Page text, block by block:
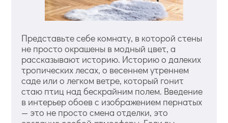
Представьте себе комнату, в которой стены
не просто окрашены в модный цвет, а
рассказывают историю. Историю о далеких
тропических лесах, о весеннем утреннем
саде или о легком ветре, который гонит
стаю птиц над бескрайним полем. Введение
в интерьер обоев с изображением пернатых
— это не просто смена отделки, это